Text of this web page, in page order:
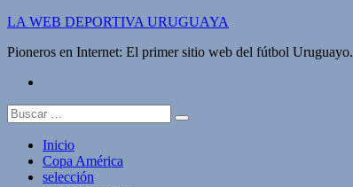
Saltar
contenido
LA WEB DEPORTIVA URUGUAYA
Pioneros en Internet: El primer sitio web del fútbol Uruguayo.
Buscar:
Inicio
Copa América
selección